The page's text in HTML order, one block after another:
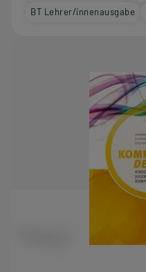
BT Lehrer/innenausgabe